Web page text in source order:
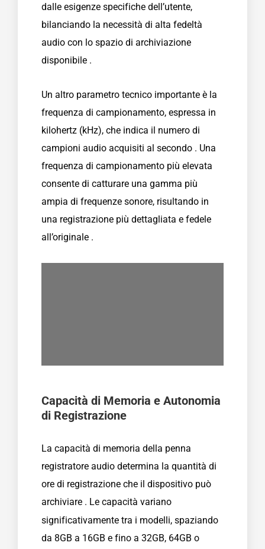
dalle esigenze specifiche dell’utente,
bilanciando la necessità di alta fedeltà
audio con lo spazio di archiviazione
disponibile .
Un altro parametro tecnico importante è la
frequenza di campionamento, espressa in
kilohertz (kHz), che indica il numero di
campioni audio acquisiti al secondo . Una
frequenza di campionamento più elevata
consente di catturare una gamma più
ampia di frequenze sonore, risultando in
una registrazione più dettagliata e fedele
all’originale .
Capacità di Memoria e Autonomia
di Registrazione
La capacità di memoria della penna
registratore audio determina la quantità di
ore di registrazione che il dispositivo può
archiviare . Le capacità variano
significativamente tra i modelli, spaziando
da 8GB a 16GB e fino a 32GB, 64GB o